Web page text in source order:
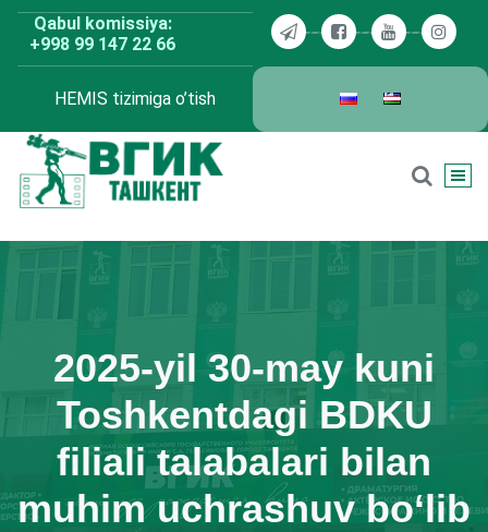
Skip
content
Qabul komissiya:
+998 99 147 22 66
HEMIS tizimiga o’tish
2025-yil 30-may kuni
Toshkentdagi BDKU
filiali talabalari bilan
muhim uchrashuv bo‘lib